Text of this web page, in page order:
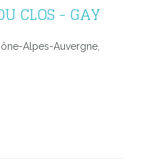
CLOS - GAY
Alpes-Auvergne,